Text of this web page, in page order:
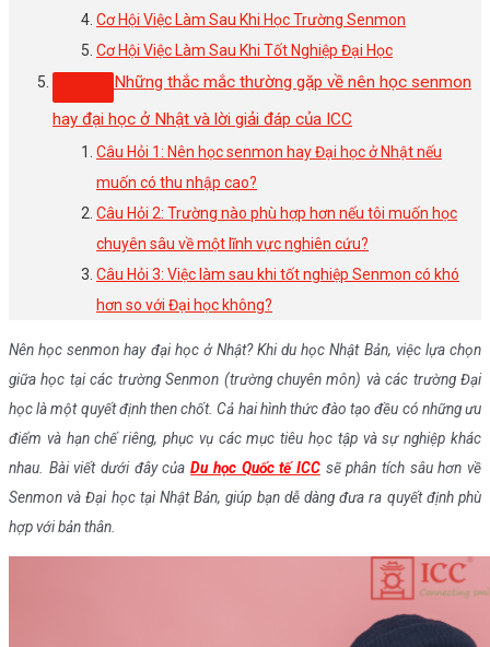
Cơ Hội Việc Làm Sau Khi Học Trường Senmon
Cơ Hội Việc Làm Sau Khi Tốt Nghiệp Đại Học
Những thắc mắc thường gặp về nên học senmon
hay đại học ở Nhật và lời giải đáp của ICC
Câu Hỏi 1: Nên học senmon hay Đại học ở Nhật nếu
muốn có thu nhập cao?
Câu Hỏi 2: Trường nào phù hợp hơn nếu tôi muốn học
chuyên sâu về một lĩnh vực nghiên cứu?
Câu Hỏi 3: Việc làm sau khi tốt nghiệp Senmon có khó
hơn so với Đại học không?
Nên học senmon hay đại học ở Nhật? Khi du học Nhật Bản, việc lựa chọn
giữa học tại các trường Senmon (trường chuyên môn) và các trường Đại
học là một quyết định then chốt. Cả hai hình thức đào tạo đều có những ưu
điểm và hạn chế riêng, phục vụ các mục tiêu học tập và sự nghiệp khác
nhau. Bài viết dưới đây củaDu học Quốc tế ICCsẽ phân tích sâu hơn về
Senmon và Đại học tại Nhật Bản, giúp bạn dễ dàng đưa ra quyết định phù
hợp với bản thân.